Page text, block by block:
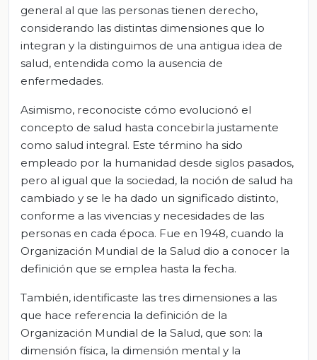
general al que las personas tienen derecho,
considerando las distintas dimensiones que lo
integran y la distinguimos de una antigua idea de
salud, entendida como la ausencia de
enfermedades.
Asimismo, reconociste cómo evolucionó el
concepto de salud hasta concebirla justamente
como salud integral. Este término ha sido
empleado por la humanidad desde siglos pasados,
pero al igual que la sociedad, la noción de salud ha
cambiado y se le ha dado un significado distinto,
conforme a las vivencias y necesidades de las
personas en cada época. Fue en 1948, cuando la
Organización Mundial de la Salud dio a conocer la
definición que se emplea hasta la fecha.
También, identificaste las tres dimensiones a las
que hace referencia la definición de la
Organización Mundial de la Salud, que son: la
dimensión física, la dimensión mental y la